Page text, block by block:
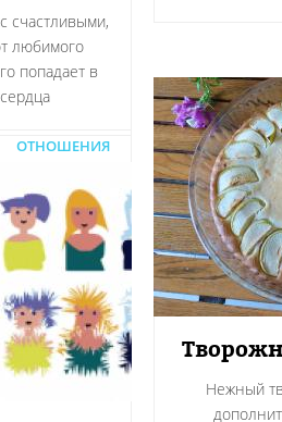
счастливыми,
любимого
попадает в
Нежный
ОТНОШЕНИЯ